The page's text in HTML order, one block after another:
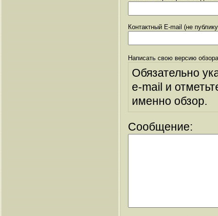
Контактный E-mail (не
Написать свою версию
Обязательно
e-mail и
именно обзор.
Сообщение: